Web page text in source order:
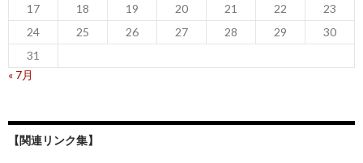
17
18 19 20 21 22
23
24
25 26 27 28 29
30
31
« 7月
【関連リンク集】